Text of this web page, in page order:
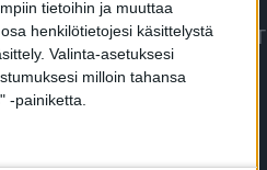
tietoihin ja muuttaa
henkilötietojesi käsittelystä
Valinta-asetuksesi
milloin tahansa
-painiketta.
SUOSITUIMMAT OSIOT
UUTISET